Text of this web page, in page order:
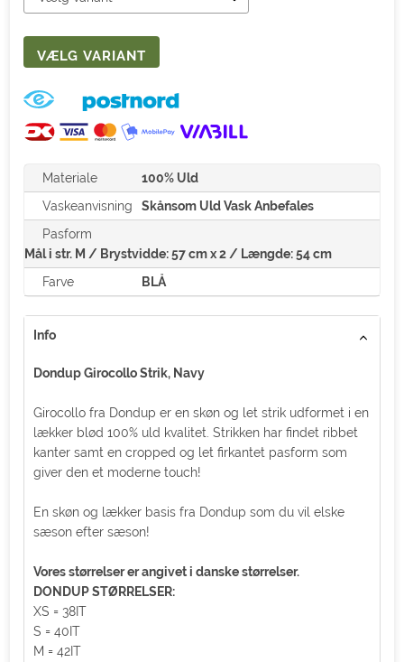
Materiale
100% Uld
Vaskeanvisning
Skånsom Uld Vask Anbefales
Pasform
Mål i str. M / Brystvidde: 57 cm x 2 / Længde: 54 cm
Farve
BLÅ
Info
Dondup Girocollo Strik, Navy
Girocollo fra Dondup er en skøn og let strik udformet i en
lækker blød 100% uld kvalitet. Strikken har findet ribbet
kanter samt en cropped og let firkantet pasform som
giver den et moderne touch!
En skøn og lækker basis fra Dondup som du vil elske
sæson efter sæson!
Vores størrelser er angivet i danske størrelser.
DONDUP STØRRELSER:
XS = 38IT
S = 40IT
M = 42IT